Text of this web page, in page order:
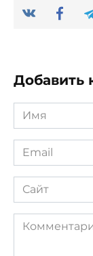
Добавить
Имя
*
Email
*
Сайт
Комментарий